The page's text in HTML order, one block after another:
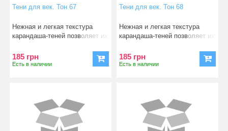
Тени для век. Тон 67
Нежная и легкая текстура
карандаша-теней позволяет их
185 грн
Есть в наличии
Тени для век. Тон 68
Нежная и легкая текстура
карандаша-теней позволяет их
185 грн
Есть в наличии